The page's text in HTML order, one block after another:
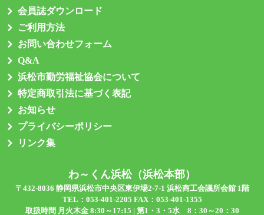
会員誌ダウンロード
ご利用方法
お問い合わせフォーム
Q&A
浜松市勤労福祉協会について
特定商取引法に基づく表記
お知らせ
プライバシーポリシー
リンク集
わ～くん浜松（浜松本部）
〒432-8036 静岡県浜松市中央区東伊場2-7-1 浜松商工会議所会館 1階
TEL： 053-401-2205 FAX：053-401-1355
取扱時間 月火木金 8:30～17:15 | 第1・3・5水 8：30～20：30